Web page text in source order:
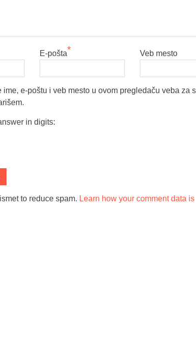
E-pošta* Veb mesto
ime, e-poštu i veb mesto u ovom pregledaču veba za
in digits:
to reduce spam. Learn how your comment data is